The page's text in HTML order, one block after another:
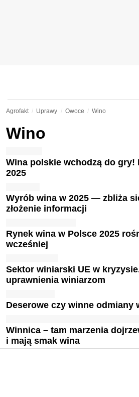
Agrofakt Uprawy Owoce Wino
Wino
Wina polskie wchodzą do gry!
2025
Wyrób wina w 2025 — zbliża
złożenie informacji
Rynek wina w Polsce 2025
wcześniej
Sektor winiarski UE w
uprawnienia winiarzom
Deserowe czy winne odmiany
Winnica – tam marzenia
i mają smak wina